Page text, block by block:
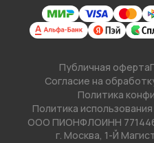
Публичная оферта
Согласие на
Политика
Политика
ООО ПИОНФЛОИНН
г. Москва, 1-Й